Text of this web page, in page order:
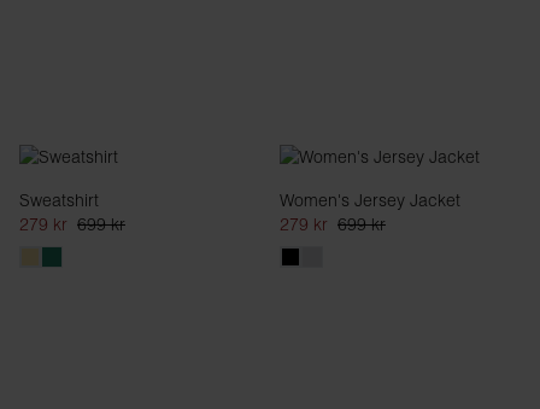
Sweatshirt
279 kr 699 kr
Women's Jersey Jacket
279 kr 699 kr